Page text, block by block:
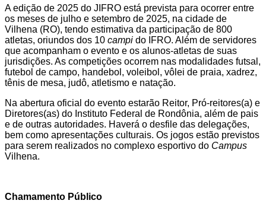
A edição de 2025 do JIFRO está prevista para ocorrer entre
os meses de julho e setembro de 2025, na cidade de
Vilhena (RO), tendo estimativa da participação de 800
atletas, oriundos dos 10 campi do IFRO. Além de servidores
que acompanham o evento e os alunos-atletas de suas
jurisdições. As competições ocorrem nas modalidades futsal,
futebol de campo, handebol, voleibol, vôlei de praia, xadrez,
tênis de mesa, judô, atletismo e natação.
Na abertura oficial do evento estarão Reitor, Pró-reitores(a) e
Diretores(as) do Instituto Federal de Rondônia, além de pais
e de outras autoridades. Haverá o desfile das delegações,
bem como apresentações culturais. Os jogos estão previstos
para serem realizados no complexo esportivo do Campus
Vilhena.
Chamamento Público